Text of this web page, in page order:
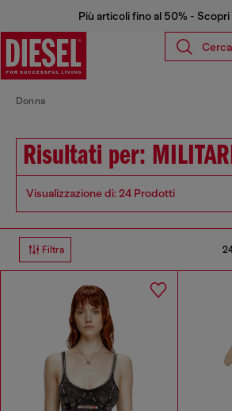
Più articoli fino al 50% - Scopri
Cerca
Donna
Risultati per:
Visualizzazione di: 24 Prodotti
Filtra